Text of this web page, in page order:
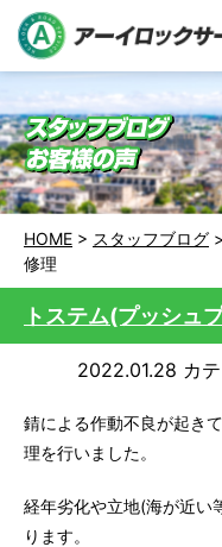
HOME > スタッフブログ >
修理
トステム(プッシュ
2022.01.28 カ
錆による作動不良が起き
理を行いました。
経年劣化や立地(海が近い
ります。